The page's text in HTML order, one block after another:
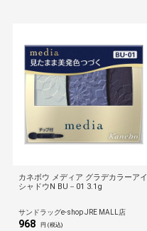
カネボウ メディア グラデカラーアイ
シャドウN BU－01 3.1g
サンドラッグe-shop JRE MALL店
968 円 (税込)